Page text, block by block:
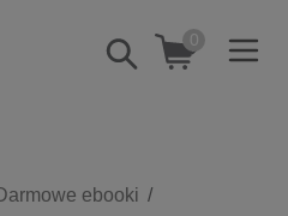
Pokaż/schowaj
wyszukiwarkę
0
ebooki